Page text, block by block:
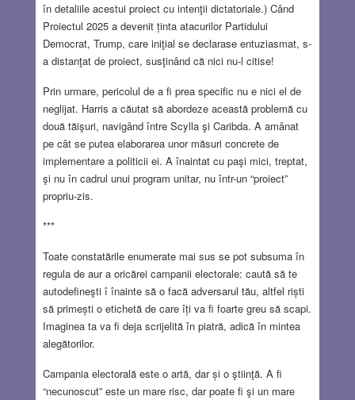
în detaliile acestui proiect cu intenţii dictatoriale.) Când
Proiectul 2025 a devenit ținta atacurilor Partidului
Democrat, Trump, care iniţial se declarase entuziasmat, s-
a distanţat de proiect, susţinând că nici nu-l citise!
Prin urmare, pericolul de a fi prea specific nu e nici el de
neglijat. Harris a căutat să abordeze această problemă cu
două tăişuri, navigând între Scylla şi Caribda. A amânat
pe cât se putea elaborarea unor măsuri concrete de
implementare a politicii ei. A înaintat cu paşi mici, treptat,
şi nu în cadrul unui program unitar, nu într-un “proiect”
propriu-zis.
***
Toate constatările enumerate mai sus se pot subsuma în
regula de aur a oricărei campanii electorale: caută să te
autodefineşti î înainte să o facă adversarul tău, altfel riști
să primești o etichetă de care îți va fi foarte greu să scapi.
Imaginea ta va fi deja scrijelită în piatră, adică în mintea
alegătorilor.
Campania electorală este o artă, dar și o ştiinţă. A fi
“necunoscut” este un mare risc, dar poate fi şi un mare